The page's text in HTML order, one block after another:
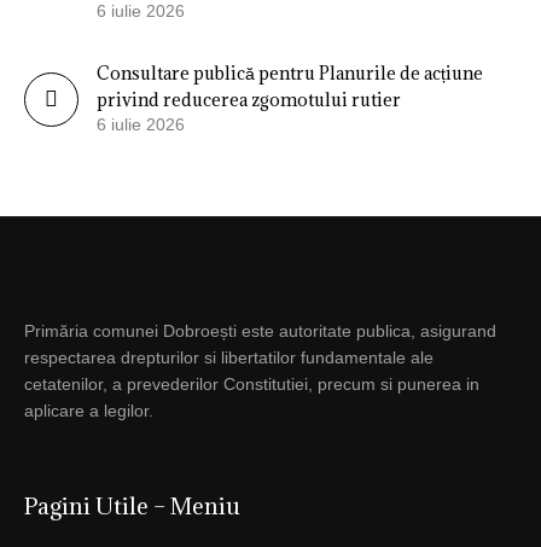
6 iulie 2026
Consultare publică pentru Planurile de acțiune
privind reducerea zgomotului rutier
6 iulie 2026
Primăria comunei Dobroești este autoritate publica, asigurand
respectarea drepturilor si libertatilor fundamentale ale
cetatenilor, a prevederilor Constitutiei, precum si punerea in
aplicare a legilor.
Pagini Utile – Meniu